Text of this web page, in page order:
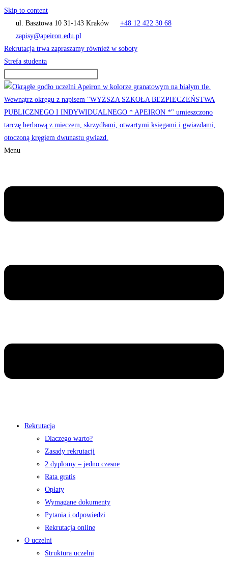
Skip to content
ul. Basztowa 10 31-143 Kraków
+48 12 422 30 68
zapisy@apeiron.edu.pl
Rekrutacja trwa zapraszamy również w soboty
Strefa studenta
Menu
Rekrutacja
Dlaczego warto?
Zasady rekrutacji
2 dyplomy – jedno czesne
Rata gratis
Opłaty
Wymagane dokumenty
Pytania i odpowiedzi
Rekrutacja online
O uczelni
Struktura uczelni